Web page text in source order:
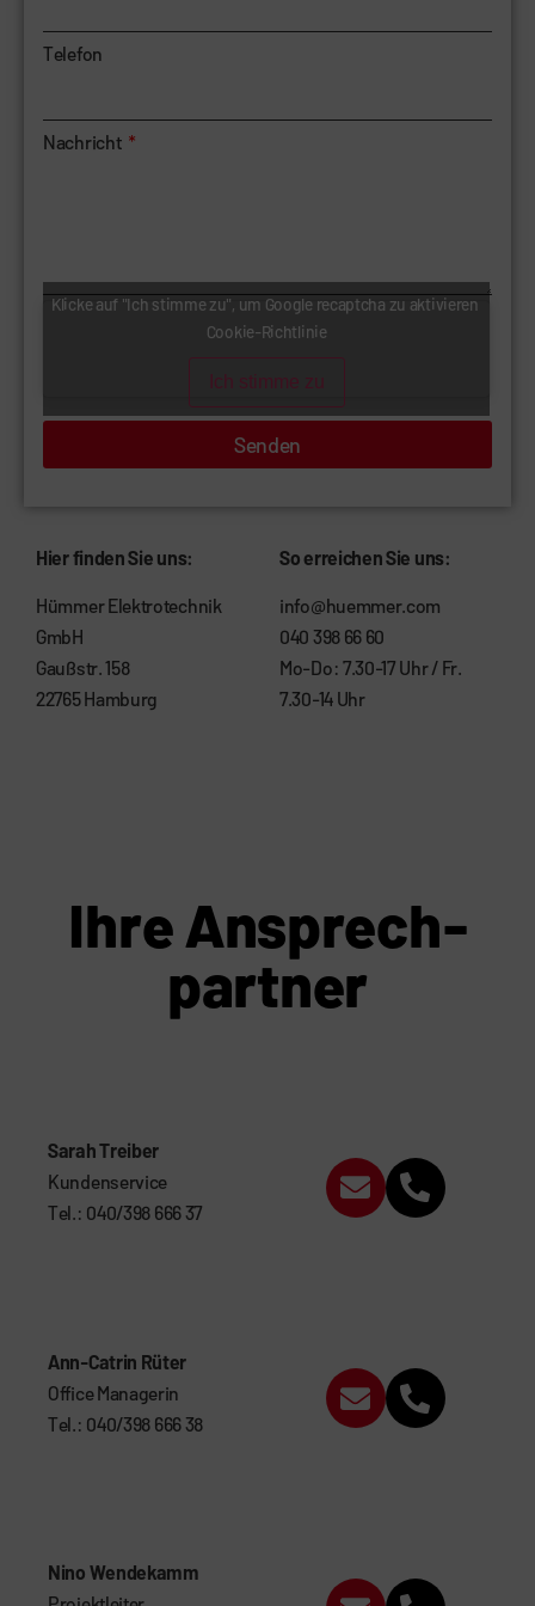
Hier finden Sie uns:
Hümmer Elektrotechnik
GmbH
Gaußstr. 158
22765 Hamburg
So erreichen Sie uns:
info@huemmer.com
040 398 66 60
Mo-Do: 7.30-17 Uhr / Fr.
7.30-14 Uhr
Telefon
Nachricht
Klicke auf "Ich stimme zu", um Google recaptcha zu aktivieren
Cookie-Richtlinie
Senden
Ihre Ansprech­
partner
Sarah Treiber
Kundenservice
Tel.: 040/398 666 37
Ann-Catrin Rüter
Office Managerin
Tel.: 040/398 666 38
Nino Wendekamm